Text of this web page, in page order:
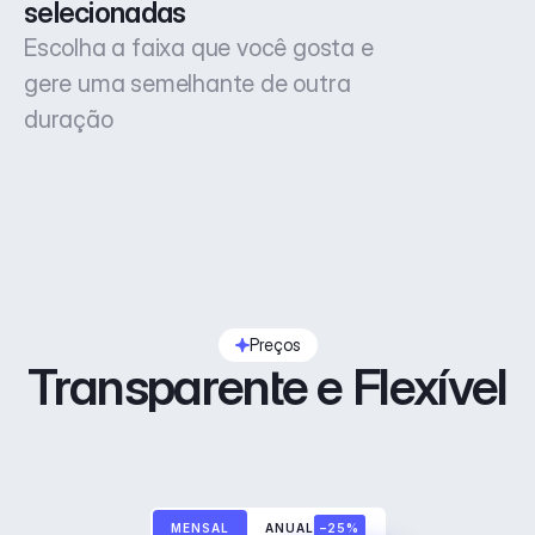
selecionadas
Escolha a faixa que você gosta e
gere uma semelhante de outra
duração
Preços
Transparente e Flexível
MENSAL ANUAL –25%